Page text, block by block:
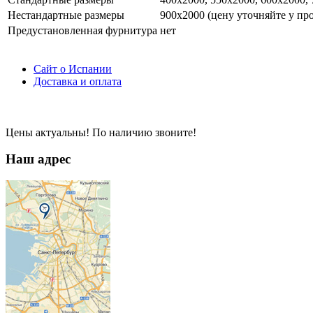
Нестандартные размеры
900х2000 (цену уточняйте у
Предустановленная фурнитура нет
Сайт о Испании
Доставка и оплата
Цены актуальны! По наличию звоните!
Наш адрес